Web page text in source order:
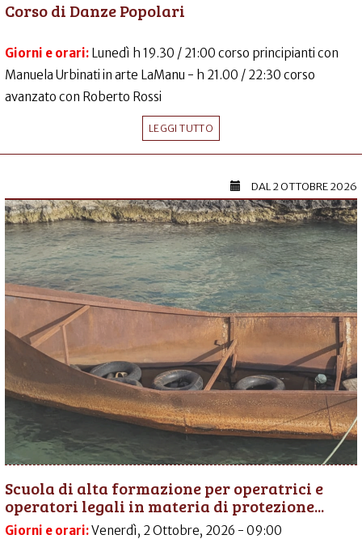
Corso di Danze Popolari
Giorni e orari: Lunedì h 19.30 / 21:00 corso principianti con
Manuela Urbinati in arte LaManu - h 21.00 / 22:30 corso
avanzato con Roberto Rossi
LEGGI TUTTO
DAL2 OTTOBRE 2026
Scuola di alta formazione per operatrici e
operatori legali in materia di protezione...
Giorni e orari:Venerdì, 2 Ottobre, 2026 - 09:00